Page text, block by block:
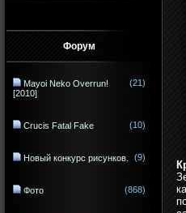
Форум
Mayoi Neko Overrun!
[2010]
(21)
Crucis Fatal Fake (10)
Новый конкурс рисунков. (9)
Фото (868)